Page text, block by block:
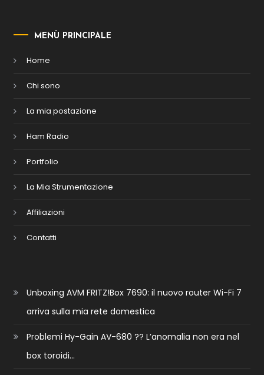
MENÙ PRINCIPALE
Home
Chi sono
La mia postazione
Ham Radio
Portfolio
La Mia Strumentazione
Affiliazioni
Contatti
Unboxing AVM FRITZ!Box 7690: il nuovo router Wi-Fi 7
arriva sulla mia rete domestica
Problemi Hy-Gain AV-680 ?? L’anomalia non era nel
box toroidi…